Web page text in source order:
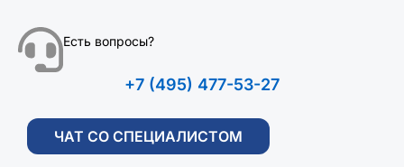
Есть вопросы?
+7 (495) 477-53-27
ЧАТ СО СПЕЦИАЛИСТОМ